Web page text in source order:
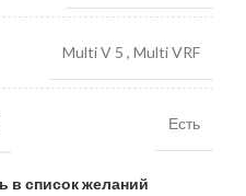
Multi V 5 , Multi VRF
Есть
в список желаний